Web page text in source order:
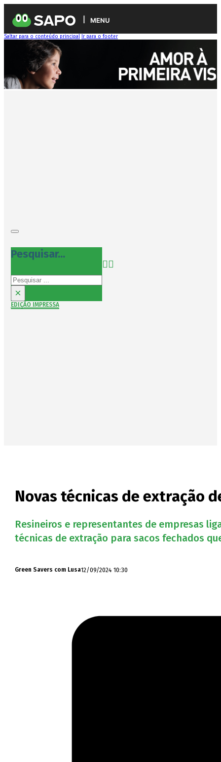
MENU
Saltar para o conteúdo principal Ir para o footer
Pesquisar...
Pesquisar
×
EDIÇÃO IMPRESSA
Novas técnicas de extração
Resineiros e representantes de empresas
técnicas de extração para sacos fechados
Green Savers com Lusa12/09/2024 10:30